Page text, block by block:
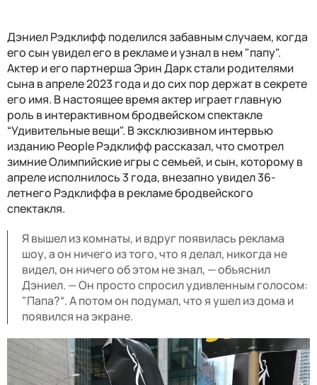
Дэниел Рэдклифф поделился забавным случаем, когда
его сын увидел его в рекламе и узнал в нем "папу".
Актер и его партнерша Эрин Дарк стали родителями
сына в апреле 2023 года и до сих пор держат в секрете
его имя. В настоящее время актер играет главную
роль в интерактивном бродвейском спектакле
“Удивительные вещи". В эксклюзивном интервью
изданию People Рэдклифф рассказал, что смотрел
зимние Олимпийские игры с семьей, и сын, которому в
апреле исполнилось 3 года, внезапно увидел 36-
летнего Рэдклиффа в рекламе бродвейского
спектакля.
Я вышел из комнаты, и вдруг появилась реклама
шоу, а он ничего из того, что я делал, никогда не
видел, он ничего об этом не знал, — объяснил
Дэниел. — Он просто спросил удивленным голосом:
"Папа?“. А потом он подумал, что я ушел из дома и
появился на экране.